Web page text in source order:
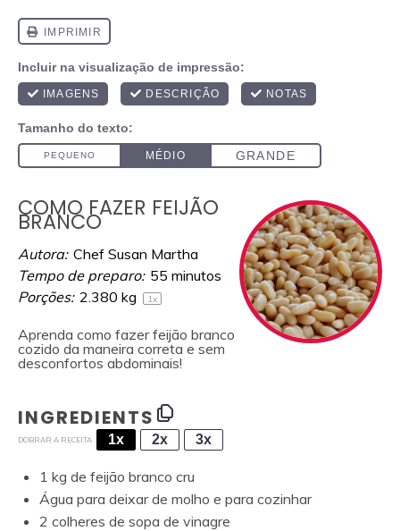
COMO FAZER FEIJÃO
BRANCO
Autora: Chef Susan Martha
Tempo de preparo: 55 minutos
Porções: 2.380 kg 1x
Aprenda como fazer feijão branco
cozido da maneira correta e sem
desconfortos abdominais!
INGREDIENTS
DOBRAR A RECEITA 1x 2x 3x
1 kg de feijão branco cru
Água para deixar de molho e para cozinhar
2 colheres de sopa de vinagre